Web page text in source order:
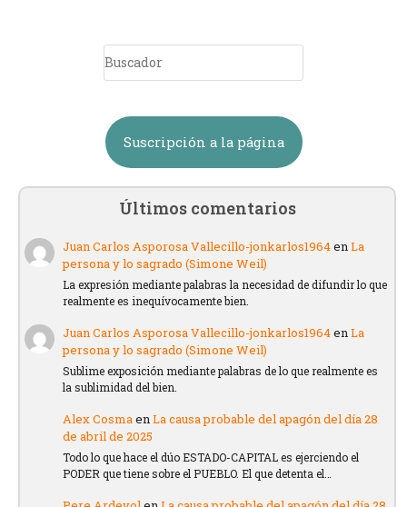
Suscripción a la página
Últimos comentarios
Juan Carlos Asporosa Vallecillo-jonkarlos1964enLa
persona y lo sagrado (Simone Weil)
La expresión mediante palabras la necesidad de difundir lo que
realmente es inequívocamente bien.
Juan Carlos Asporosa Vallecillo-jonkarlos1964enLa
persona y lo sagrado (Simone Weil)
Sublime exposición mediante palabras de lo que realmente es
la sublimidad del bien.
Alex CosmaenLa causa probable del apagón del día 28
de abril de 2025
Todo lo que hace el dúo ESTADO-CAPITAL es ejerciendo el
PODER que tiene sobre el PUEBLO. El que detenta el…